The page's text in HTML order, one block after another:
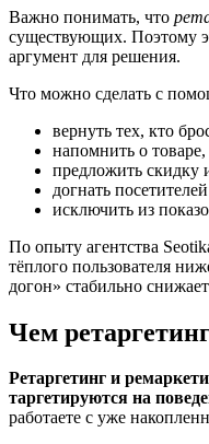
Важно понимать, что
существующих. Поэтому
аргумент для решения.
Что можно сделать с
вернуть тех, кто
напомнить о
предложить скидку
догнать
исключить из
По опыту агентства
тёплого пользователя
догон» стабильно
Чем
Ретаргетинг и
таргетируются на
работаете с уже